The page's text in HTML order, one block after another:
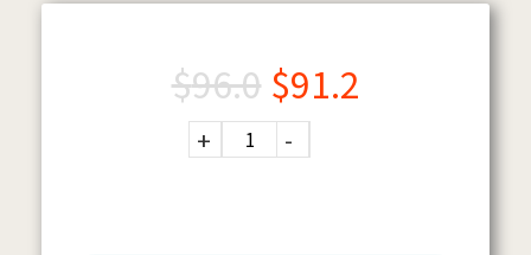
$96.0 $91.2